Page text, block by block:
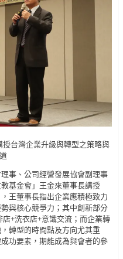
台灣企業升級與轉型之策略與
事、公司經營發展協會副理事
基金會」王金來董事長講授
王董事長指出企業應積極致力
與核心競爭力；其中創新部分
+洗衣店+意識交流；而企業轉
轉型的時間點及方向尤其重
功要素，期能成為與會者的參